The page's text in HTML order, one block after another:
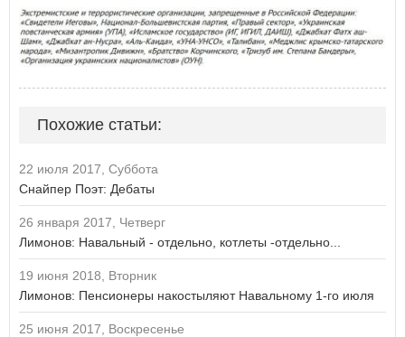
Похожие статьи:
22 июля 2017, Суббота
Снайпер Поэт: Дебаты
26 января 2017, Четверг
Лимонов: Навальный - отдельно, котлеты -отдельно...
19 июня 2018, Вторник
Лимонов: Пенсионеры накостыляют Навальному 1-го июля
25 июня 2017, Воскресенье